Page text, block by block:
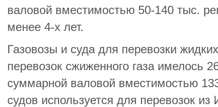
валовой вместимостью 50-140 тыс.
менее 4-х лет.
Газовозы и суда для перевозки
перевозок сжиженного газа имелось
суммарной валовой вместимостью
судов используется для перевозок